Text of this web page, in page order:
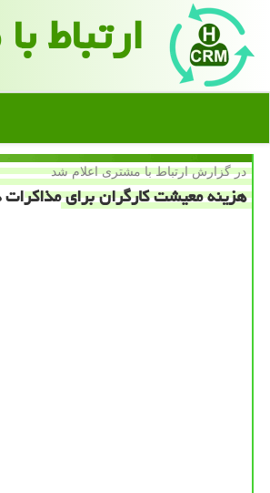
ارتباط
در گزارش ارتباط با مشتری اعلام شد
هزینه معیشت كارگران برای